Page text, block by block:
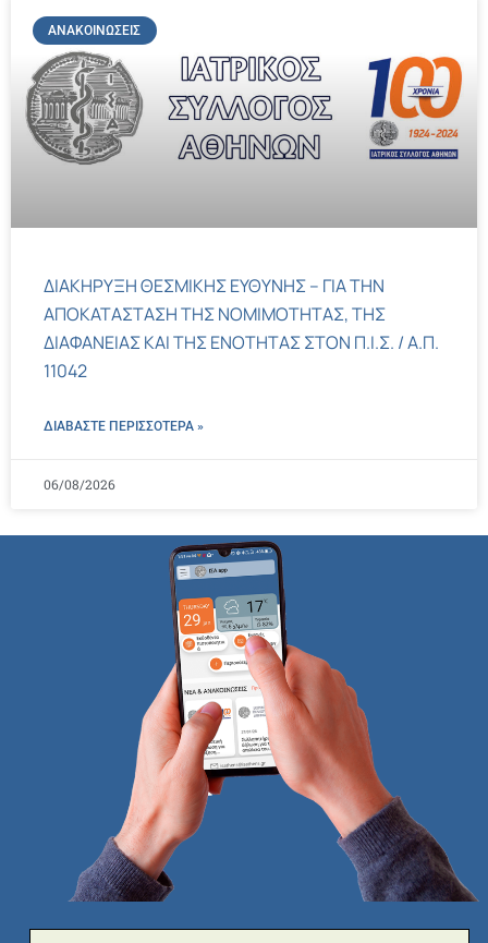
ΑΝΑΚΟΙΝΏΣΕΙΣ
ΔΙΑΚΗΡΥΞΗ ΘΕΣΜΙΚΗΣ ΕΥΘΥΝΗΣ – ΓΙΑ ΤΗΝ
ΑΠΟΚΑΤΑΣΤΑΣΗ ΤΗΣ ΝΟΜΙΜΟΤΗΤΑΣ, ΤΗΣ
ΔΙΑΦΑΝΕΙΑΣ ΚΑΙ ΤΗΣ ΕΝΟΤΗΤΑΣ ΣΤΟΝ Π.Ι.Σ. / Α.Π.
11042
ΔΙΑΒΑΣΤΕ ΠΕΡΙΣΣΌΤΕΡΑ »
06/08/2026